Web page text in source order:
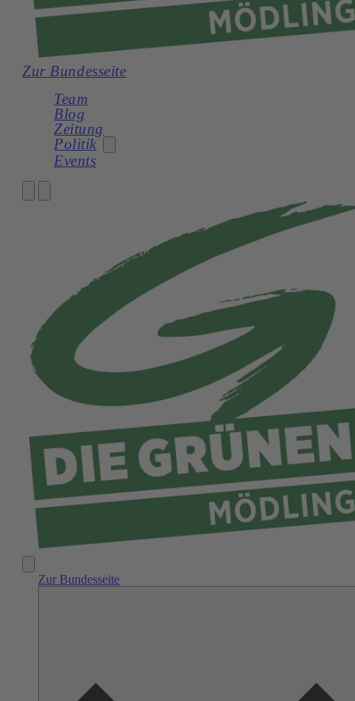
Zur Bundesseite
Team
Blog
Zeitung
Politik
Kommunalpolitik in Mödling
Parteistruktur
Events
Zur Bundesseite